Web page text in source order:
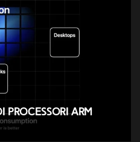
processori ARM